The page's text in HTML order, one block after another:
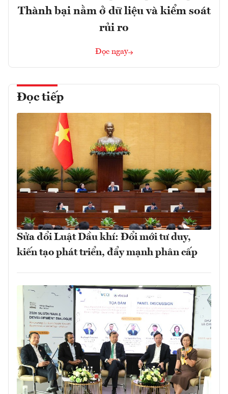
Thành bại nằm ở dữ liệu và kiểm soát
rủi ro
Đọc ngay
Đọc tiếp
Sửa đổi Luật Dầu khí: Đổi mới tư duy,
kiến tạo phát triển, đẩy mạnh phân cấp